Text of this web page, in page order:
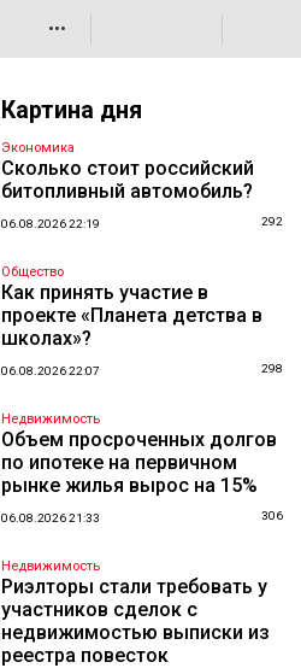
•••
Картина дня
Экономика
Сколько стоит российский
битопливный автомобиль?
06.08.2026 22:19 292
Общество
Как принять участие в
проекте «Планета детства в
школах»?
06.08.2026 22:07 298
Недвижимость
Объем просроченных долгов
по ипотеке на первичном
рынке жилья вырос на 15%
06.08.2026 21:33 306
Недвижимость
Риэлторы стали требовать у
участников сделок с
недвижимостью выписки из
реестра повесток